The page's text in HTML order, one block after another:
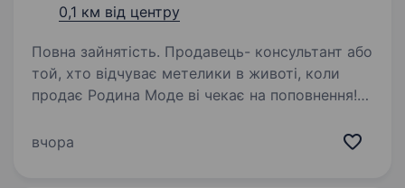
0,1 км від центру
Повна зайнятість. Продавець- консультант або
той, хто відчуває метелики в животі, коли
продає Родина Моде ві чекає на поповнення!
На ринку понад 20 років У нас є все: casual,
вчора